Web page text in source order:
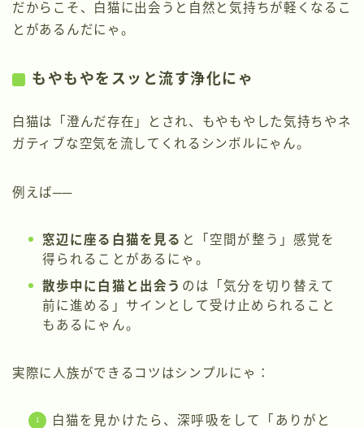
だからこそ、白猫に出会うと自然と気持ちが軽くなるこ
とがあるんだにゃ。
もやもやをスッと流す浄化にゃ
白猫は「澄んだ存在」とされ、もやもやした気持ちやネ
ガティブな空気を流してくれるシンボルにゃん。
例えば──
窓辺に座る白猫を見る と「空間が整う」感覚を
得られることがあるにゃ。
散歩中に白猫と出会う のは「気分を切り替えて
前に進める」サインとして受け止められること
もあるにゃん。
実際に人族ができるコツはシンプルにゃ：
白猫を見かけたら、深呼吸をして「ありがと